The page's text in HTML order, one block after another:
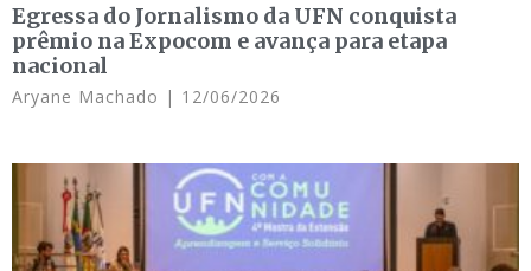
Egressa do Jornalismo da UFN conquista
prêmio na Expocom e avança para etapa
nacional
Aryane Machado 12/06/2026